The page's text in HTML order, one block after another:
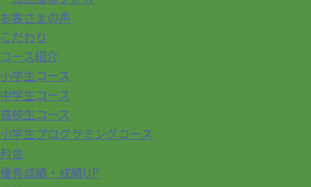
お客さまの声
こだわり
コース紹介
小学生コース
中学生コース
高校生コース
小学生プログラミングコース
料金
優秀成績・成績UP